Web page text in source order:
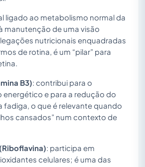
ligado ao metabolismo normal da
manutenção de uma visão
nutricionais enquadradas
de rotina, é um “pilar” para
B3): contribui para o
energético e para a redução do
fadiga, o que é relevante quando
cansados” num contexto de
: participa em
celulares; é uma das